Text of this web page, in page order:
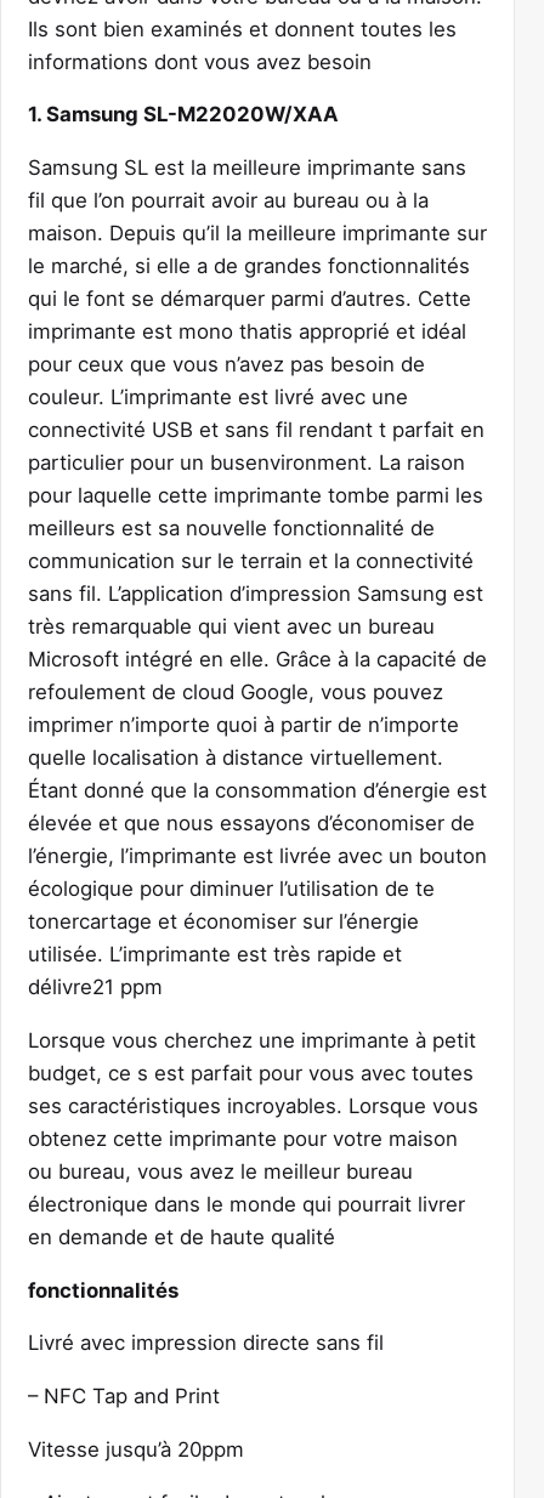
Ils sont bien examinés et donnent toutes les
informations dont vous avez besoin
1. Samsung SL-M22020W/XAA
Samsung SL est la meilleure imprimante sans
fil que l’on pourrait avoir au bureau ou à la
maison. Depuis qu’il la meilleure imprimante sur
le marché, si elle a de grandes fonctionnalités
qui le font se démarquer parmi d’autres. Cette
imprimante est mono thatis approprié et idéal
pour ceux que vous n’avez pas besoin de
couleur. L’imprimante est livré avec une
connectivité USB et sans fil rendant t parfait en
particulier pour un busenvironment. La raison
pour laquelle cette imprimante tombe parmi les
meilleurs est sa nouvelle fonctionnalité de
communication sur le terrain et la connectivité
sans fil. L’application d’impression Samsung est
très remarquable qui vient avec un bureau
Microsoft intégré en elle. Grâce à la capacité de
refoulement de cloud Google, vous pouvez
imprimer n’importe quoi à partir de n’importe
quelle localisation à distance virtuellement.
Étant donné que la consommation d’énergie est
élevée et que nous essayons d’économiser de
l’énergie, l’imprimante est livrée avec un bouton
écologique pour diminuer l’utilisation de te
tonercartage et économiser sur l’énergie
utilisée. L’imprimante est très rapide et
délivre21 ppm
Lorsque vous cherchez une imprimante à petit
budget, ce s est parfait pour vous avec toutes
ses caractéristiques incroyables. Lorsque vous
obtenez cette imprimante pour votre maison
ou bureau, vous avez le meilleur bureau
électronique dans le monde qui pourrait livrer
en demande et de haute qualité
fonctionnalités
Livré avec impression directe sans fil
– NFC Tap and Print
Vitesse jusqu’à 20ppm